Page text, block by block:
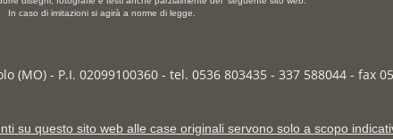
In caso di imitazioni si agirà a norme di legge.
(MO) - P.I. 02099100360 - tel. 0536 803435 - 337 588044 - fax
su questo sito web alle case originali servono solo a scopo